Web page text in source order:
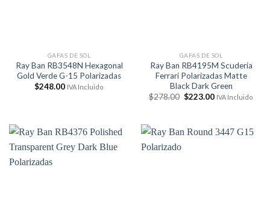
GAFAS DE SOL
Ray Ban RB3548N Hexagonal
Gold Verde G-15 Polarizadas
$248.00 IVA Incluido
GAFAS DE SOL
Ray Ban RB4195M Scuderia
Ferrari Polarizadas Matte
Black Dark Green
$278.00 El
$278.00.
$223.00El
$223.00.
IVA Incluido